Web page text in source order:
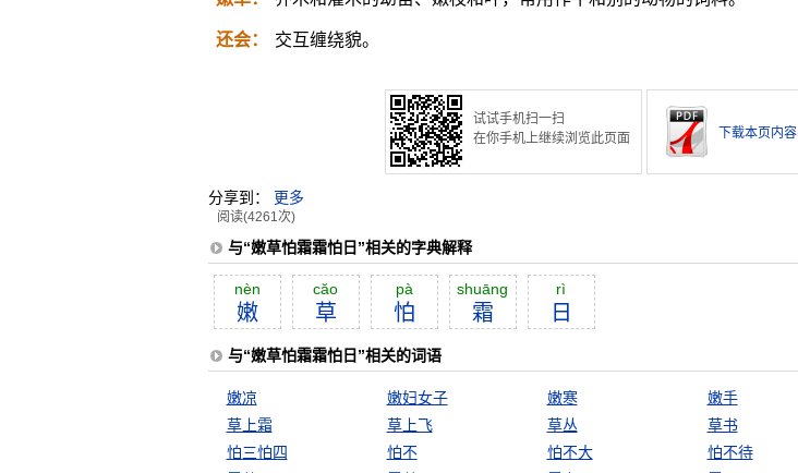
还会： 交互缠绕貌。
试试手机扫一扫
在你手机上继续浏览此页面
下载本页内容
分享到： 更多
阅读(4261次)
与“嫩草怕霜霜怕日”相关的字典解释
nèn
嫩
căo
草
pà
怕
shuāng
霜
rì
日
与“嫩草怕霜霜怕日”相关的词语
嫩凉 嫩妇女子 嫩寒 嫩手
草上霜
草上飞 草丛 草书
怕三怕四
怕不 怕不大 怕不待